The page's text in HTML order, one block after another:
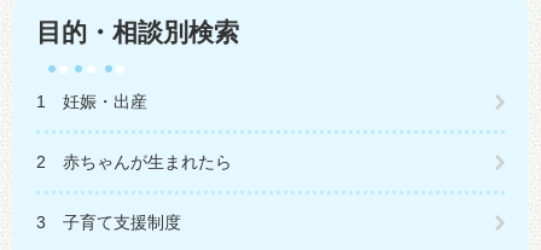
目的・相談別検索
1 妊娠・出産
2 赤ちゃんが生まれたら
3 子育て支援制度